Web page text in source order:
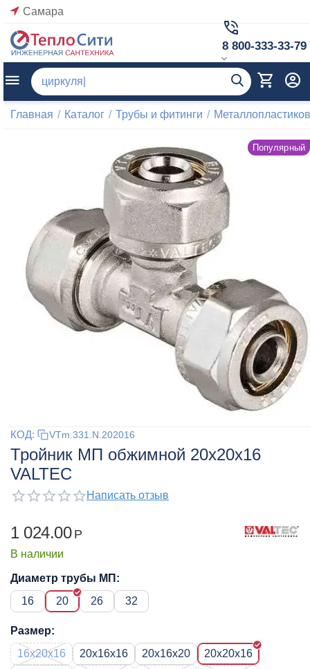
Самара
8 800-333-33-79
Главная / Каталог / Трубы и фитинги /
Популярный
КОД: VTm.331.N.202016
Тройник МП обжимной 20x20x16
VALTEC
Написать отзыв
1 024.00 Р
В наличии
Диаметр трубы МП:
16
20 26 32
Размер:
16x20x16
20x16x16 20x16x20
20x20x16